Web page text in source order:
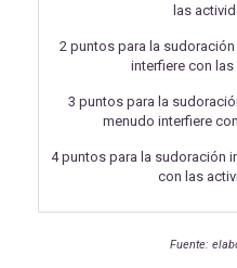
las
2 puntos para la
interfiere con
3 puntos para la
menudo interfiere
4 puntos para la sudoración
con las
Fuente: